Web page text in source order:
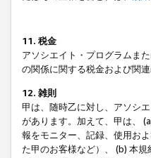
11. 税金
アソシエイト・プログラムま
の関係に関する税金および関連
12. 雑則
甲は、随時乙に対し、アソシ
があります。加えて、甲は、
報をモニター、記録、使用お
た甲のお客様など）、 (b) 本